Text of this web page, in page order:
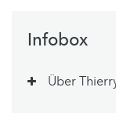
Infobox
Über